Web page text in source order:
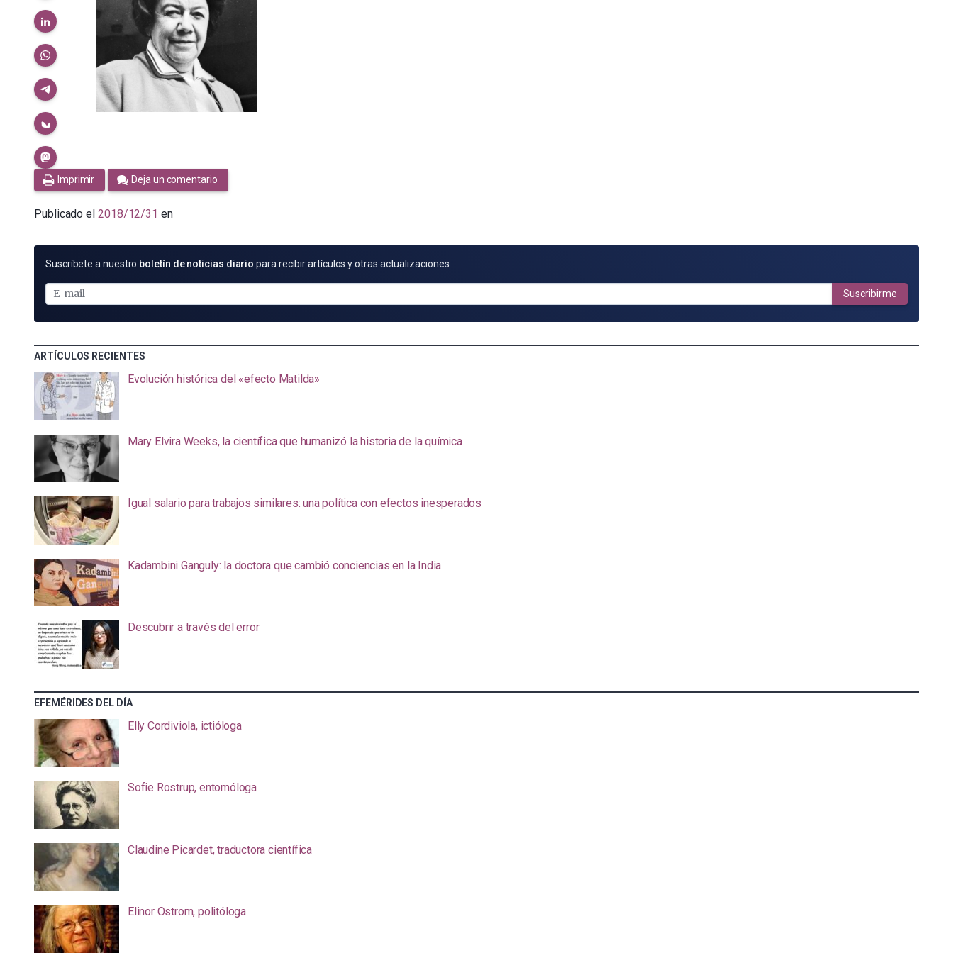
Imprimir Deja un comentario
Publicado el 2018/12/31 en
SUSCRÍBETE
E-
MAIL
Suscríbete a nuestro boletín de noticias diario para recibir artículos y otras actualizaciones.
Suscribirme
ARTÍCULOS RECIENTES
Evolución histórica del «efecto Matilda»
Mary Elvira Weeks, la científica que humanizó la historia de la química
Igual salario para trabajos similares: una política con efectos inesperados
Kadambini Ganguly: la doctora que cambió conciencias en la India
Descubrir a través del error
EFEMÉRIDES DEL DÍA
Elly Cordiviola, ictióloga
Sofie Rostrup, entomóloga
Claudine Picardet, traductora científica
Elinor Ostrom, politóloga